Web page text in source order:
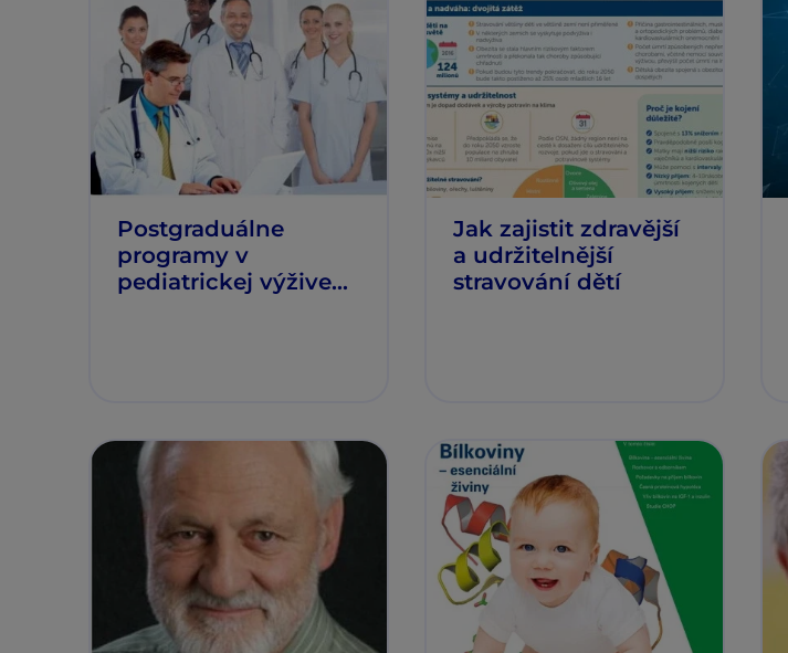
Postgraduálne
programy v
pediatrickej výžive
Jak zajistit zdravější
a udržitelnější
stravování dětí